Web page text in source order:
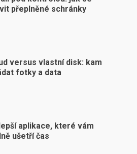
přeplněné schránky
versus vlastní disk: kam
fotky a data
aplikace, které vám
ušetří čas